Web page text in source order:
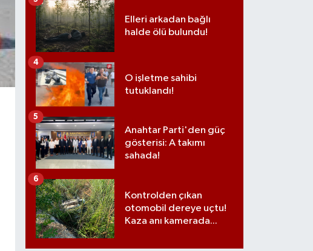
Elleri arkadan bağlı
halde ölü bulundu!
O işletme sahibi
tutuklandı!
4
Anahtar Parti'den güç
gösterisi: A takımı
sahada!
5
Kontrolden çıkan
otomobil dereye uçtu!
Kaza anı kamerada...
6